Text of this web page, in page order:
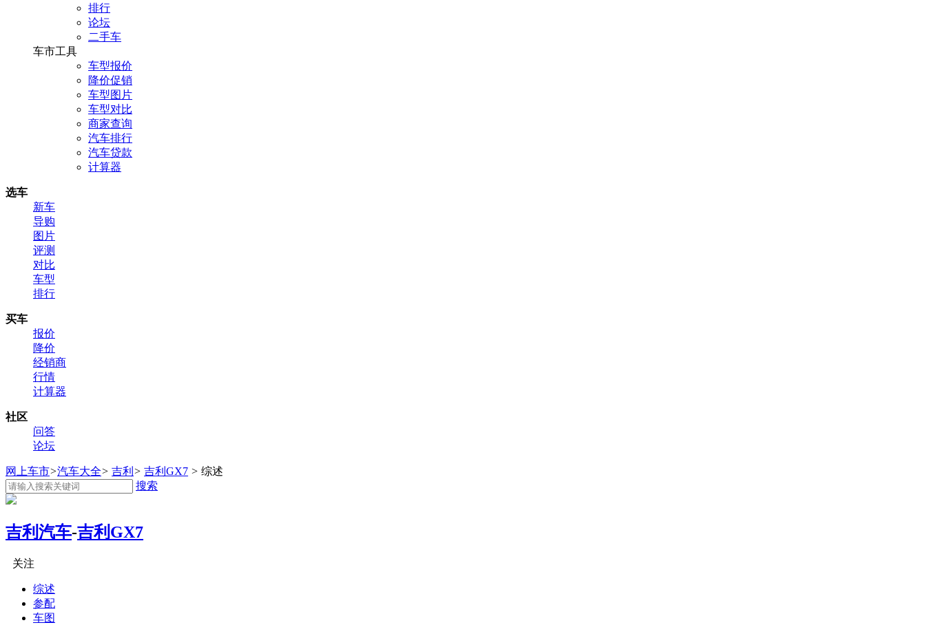
排行
论坛
二手车
车市工具
车型报价
降价促销
车型图片
车型对比
商家查询
汽车排行
汽车贷款
计算器
选车
新车
导购
图片
评测
对比
车型
排行
买车
报价
降价
经销商
行情
计算器
社区
问答
论坛
网上车市>汽车大全> 吉利 > 吉利GX7 > 综述
搜索
吉利汽车-吉利GX7
关注
综述
参配
车图